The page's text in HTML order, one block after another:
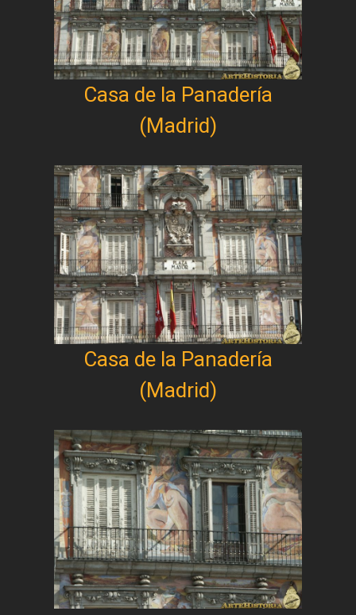
Casa de la Panadería
(Madrid)
Casa de la Panadería
(Madrid)